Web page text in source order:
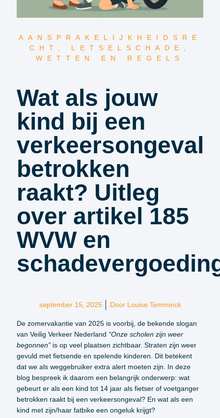
AANSPRAKELIJKHEIDSRE
CHT , LETSELSCHADE ,
WETTEN EN REGELS
Wat als jouw
kind bij een
verkeersongeval
betrokken
raakt? Uitleg
over artikel 185
WVW en
september 15, 2025 DoorLouise Temminck
De zomervakantie van 2025 is voorbij, de bekende slogan
van Veilig Verkeer Nederland “Onze scholen zijn weer
begonnen”is op veel plaatsen zichtbaar. Straten zijn weer
gevuld met fietsende en spelende kinderen. Dit betekent
dat we als weggebruiker extra alert moeten zijn. In deze
blog bespreek ik daarom een belangrijk onderwerp: wat
gebeurt er als een kind tot 14 jaar als fietser of voetganger
betrokken raakt bij een verkeersongeval? En wat als een
kind met zijn/haar fatbike een ongeluk krijgt?